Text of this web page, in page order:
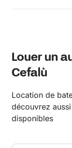
Louer un
Cefalù
Location de
découvrez
disponibles